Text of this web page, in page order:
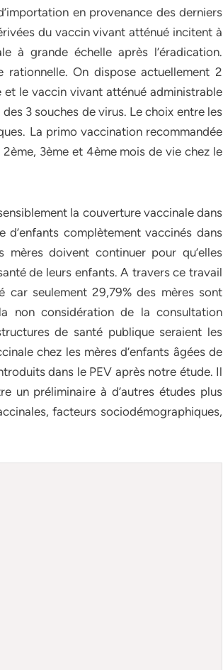
en provenance des derniers
du vaccin vivant atténué incitent à
à grande échelle après l’éradication.
rationnelle. On dispose actuellement 2
le vaccin vivant atténué administrable
3 souches de virus. Le choix entre les
La primo vaccination recommandée
2ème, 3ème et 4ème mois de vie chez le
la couverture vaccinale dans
complètement vaccinés dans
doivent continuer pour qu’elles
de leurs enfants. A travers ce travail
car seulement 29,79% des mères sont
non considération de la consultation
de santé publique seraient les
chez les mères d’enfants âgées de
dans le PEV après notre étude. Il
un préliminaire à d’autres études plus
facteurs sociodémographiques,